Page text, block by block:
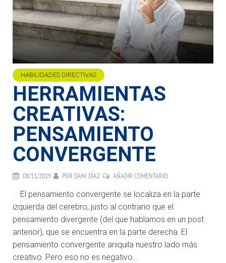
HABILIDADES DIRECTIVAS
HERRAMIENTAS
CREATIVAS:
PENSAMIENTO
CONVERGENTE
08/11/2019 POR DANI DÍAZ AÑADIR COMENTARIO
. El pensamiento convergente se localiza en la parte
izquierda del cerebro, justo al contrario que el
pensamiento divergente (del que hablamos en un post
anterior), que se encuentra en la parte derecha. El
pensamiento convergente aniquila nuestro lado más
creativo. Pero eso no es negativo...